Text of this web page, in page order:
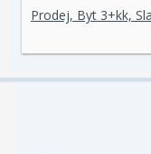
Prodej, Byt 3+kk,